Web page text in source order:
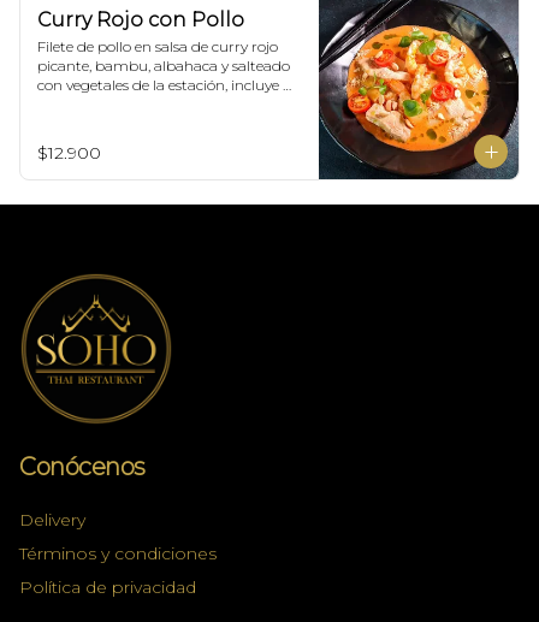
Curry Rojo con Pollo
Filete de pollo en salsa de curry rojo
picante, bambu, albahaca y salteado
con vegetales de la estación, incluye
$12.900
Conócenos
Delivery
Términos y condiciones
Política de privacidad